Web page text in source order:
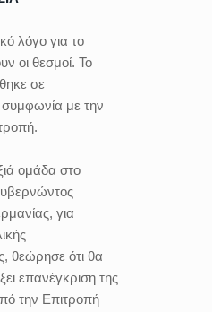
λόγο για το
οι θεσμοί. Το
σε
με την
ομάδα στο
για
θεώρησε ότι θα
επανέγκριση της
την Επιτροπή